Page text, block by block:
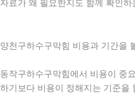
자료가 왜 필요한지도 함께 확인
양천구하수구막힘 비용과 기간을
동작구하수구막힘에서 비용이 중
하기보다 비용이 정해지는 기준을